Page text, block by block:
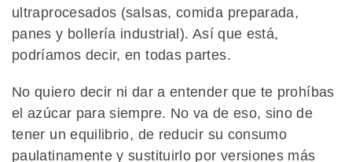
ultraprocesados (salsas, comida preparada,
panes y bollería industrial). Así que está,
podríamos decir, en todas partes.
No quiero decir ni dar a entender que te prohíbas
el azúcar para siempre. No va de eso, sino de
tener un equilibrio, de reducir su consumo
paulatinamente y sustituirlo por versiones más